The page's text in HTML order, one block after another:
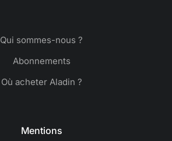
Qui sommes-nous ?
Abonnements
Où acheter Aladin ?
Mentions